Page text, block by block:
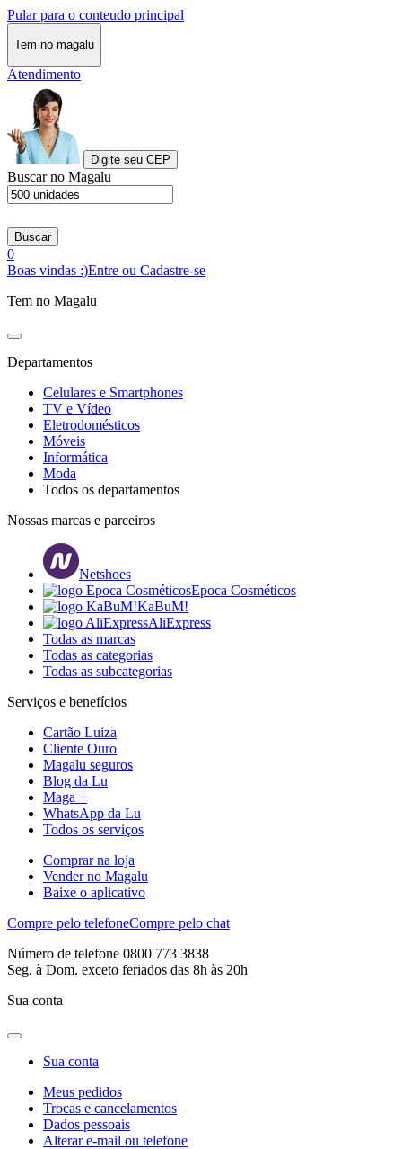
Pular para o conteudo principal
Tem no magalu
Atendimento
Digite seu CEP
Buscar no Magalu
Buscar
0
Boas vindas :)Entre ou Cadastre-se
Tem no Magalu
Departamentos
Celulares e Smartphones
TV e Vídeo
Eletrodomésticos
Móveis
Informática
Moda
Todos os departamentos
Nossas marcas e parceiros
Netshoes
Epoca Cosméticos
KaBuM!
AliExpress
Todas as marcas
Todas as categorias
Todas as subcategorias
Serviços e benefícios
Cartão Luiza
Cliente Ouro
Magalu seguros
Blog da Lu
Maga +
WhatsApp da Lu
Todos os serviços
Comprar na loja
Vender no Magalu
Baixe o aplicativo
Compre pelo telefoneCompre pelo chat
Número de telefone 0800 773 3838
Seg. à Dom. exceto feriados das 8h às 20h
Sua conta
Sua conta
Meus pedidos
Trocas e cancelamentos
Dados pessoais
Alterar e-mail ou telefone